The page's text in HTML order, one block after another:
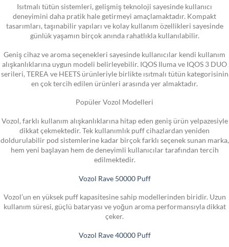
Isıtmalı tütün sistemleri, gelişmiş teknoloji sayesinde kullanıcı
deneyimini daha pratik hale getirmeyi amaçlamaktadır. Kompakt
tasarımları, taşınabilir yapıları ve kolay kullanım özellikleri sayesinde
günlük yaşamın birçok anında rahatlıkla kullanılabilir.
Geniş cihaz ve aroma seçenekleri sayesinde kullanıcılar kendi kullanım
alışkanlıklarına uygun modeli belirleyebilir. IQOS Iluma ve IQOS 3 DUO
serileri, TEREA ve HEETS ürünleriyle birlikte ısıtmalı tütün kategorisinin
en çok tercih edilen ürünleri arasında yer almaktadır.
Popüler Vozol Modelleri
Vozol, farklı kullanım alışkanlıklarına hitap eden geniş ürün yelpazesiyle
dikkat çekmektedir. Tek kullanımlık puff cihazlardan yeniden
doldurulabilir pod sistemlerine kadar birçok farklı seçenek sunan marka,
hem yeni başlayan hem de deneyimli kullanıcılar tarafından tercih
edilmektedir.
Vozol Rave 50000 Puff
Vozol’un en yüksek puff kapasitesine sahip modellerinden biridir. Uzun
kullanım süresi, güçlü bataryası ve yoğun aroma performansıyla dikkat
çeker.
Vozol Rave 40000 Puff